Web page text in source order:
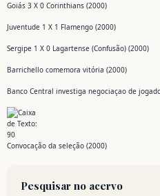
Goiás 3 X 0 Corinthians (2000)
Juventude 1 X 1 Flamengo (2000)
Sergipe 1 X 0 Lagartense (Confusão) (2000)
Barrichello comemora vitória (2000)
Banco Central investiga negociaçao de
Convocação da seleção (2000)
Pesquisar no acervo